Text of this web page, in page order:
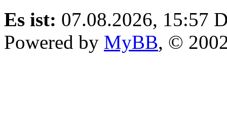
Es ist: 07.08.2026, 15:57
Powered by MyBB, ©